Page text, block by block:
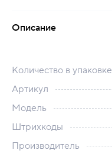
Описание
Количество в упаковке
Артикул
Модель
Штрихкоды
Производитель